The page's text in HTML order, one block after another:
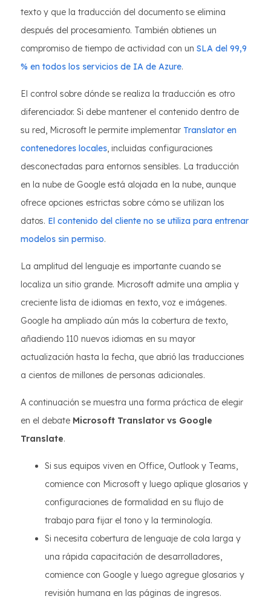
texto y que la traducción del documento se elimina
después del procesamiento. También obtienes un
compromiso de tiempo de actividad con un SLA del 99,9
% en todos los servicios de IA de Azure.
El control sobre dónde se realiza la traducción es otro
diferenciador. Si debe mantener el contenido dentro de
su red, Microsoft le permite implementar Translator en
contenedores locales, incluidas configuraciones
desconectadas para entornos sensibles. La traducción
en la nube de Google está alojada en la nube, aunque
ofrece opciones estrictas sobre cómo se utilizan los
datos. El contenido del cliente no se utiliza para entrenar
modelos sin permiso.
La amplitud del lenguaje es importante cuando se
localiza un sitio grande. Microsoft admite una amplia y
creciente lista de idiomas en texto, voz e imágenes.
Google ha ampliado aún más la cobertura de texto,
añadiendo 110 nuevos idiomas en su mayor
actualización hasta la fecha, que abrió las traducciones
a cientos de millones de personas adicionales.
A continuación se muestra una forma práctica de elegir
en el debate Microsoft Translator vs Google
Translate.
Si sus equipos viven en Office, Outlook y Teams,
comience con Microsoft y luego aplique glosarios y
configuraciones de formalidad en su flujo de
trabajo para fijar el tono y la terminología.
Si necesita cobertura de lenguaje de cola larga y
una rápida capacitación de desarrolladores,
comience con Google y luego agregue glosarios y
revisión humana en las páginas de ingresos.